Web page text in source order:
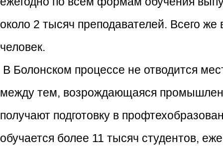
около 2 тысяч преподавателей. Всего
человек.
В Болонском процессе не отводится
между тем, возрождающаяся
получают подготовку в
обучается более 11 тысяч студентов,